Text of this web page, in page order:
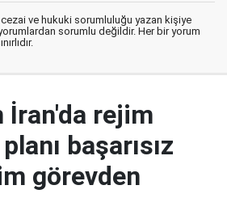
cezai ve hukuki sorumluluğu yazan kişiye
sorumlu değildir. Her bir yorum
İran'da rejim
başarısız
görevden